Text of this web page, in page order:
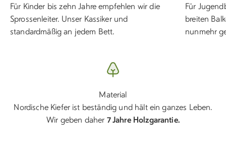
Für Kinder bis zehn Jahre empfehlen wir die
Sprossenleiter. Unser Kassiker und
standardmäßig an jedem Bett.
Für
breiten
nunmehr
Material
Nordische Kiefer ist beständig und hält ein ganzes Leben.
Wir geben daher 7 Jahre Holzgarantie.